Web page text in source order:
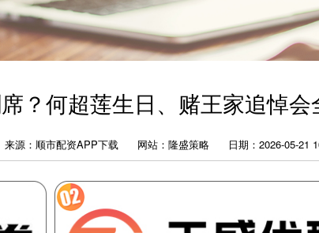
？何超莲生日、赌王家追悼
来源：顺市配资APP下载 网站：隆盛策略 日期：2026-05-21